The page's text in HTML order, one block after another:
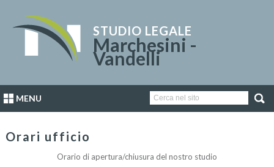
STUDIO LEGALE
Marchesini -
Vandelli
MENU
Orari ufficio
Orario di apertura/chiusura del nostro studio